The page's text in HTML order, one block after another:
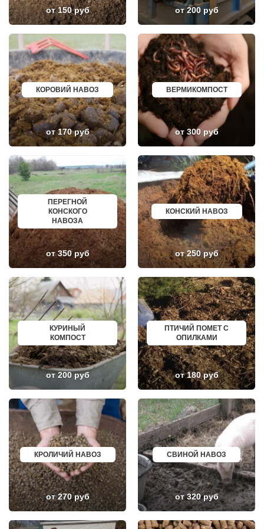
КЛИМОВСК
КЛИН
КЛЯЗЬМА
КНУТОВО
КОЖИНО
КОКОШКИНО
КОЛЮБАКИНО
КОММУНАРКА
КОНСТАНТИНОВО
КОРЕНЕВО
КОРОЛЕВ
КОСИНО
КОТЕЛЬНИКИ
КРАСКОВО
КРАСНАЯ ПАХРА
КРАСНОГОРСК
КРАСНОЗАВОДСК
КРАСНОЗНАМЕНСК
КРАТОВО
КРЮКОВО
КУБИНКА
КУПАВНА
КУРОВСКОЕ
ЛЕСНОЙ
ЛЕТОВО
ЛИКИНО-ДУЛЕВО
ЛОБАНОВО
ЛОПАТИНСКИЙ
ЛОСИНО-ПЕТРОВСКИЙ
ЛОТОШИНО
ЛУКИНО
ЛУНЕВО
ЛУХОВИЦЫ
ЛЫТКАРИНО
ЛЬВОВСКИЙ
ЛЮБЕРЦЫ
ЛЮБУЧАНЫ
МАЛИНО
МАРФИНО
МЕНДЕЛЕЕВО
МЕШКОВО
МЕЩЕРИНО
МИХНЕВО
МИШЕРОНСКИЙ
МОЖАЙСК
МОЛОДЕЖНЫЙ
МОЛОКОВО
МОНИНО
МОСКОВСКИЙ
МУХАНОВО
МЫТИЩИ
МИНЕРАЛЬНЫЕ ВОДЫ
ЕЛАБУГА
ЕЛЕЦ
ПАВЛОВО
КИСЛОВОДСК
КРОПОТКИН
УСОЛЬЕ
НИЖНЕВАРТОВСК
КОРЕНОВСК
ПИОНЕРСКИЙ
КИРИШИ
САРОВ
ЧАПАЕВСК
АЛЕКСИН
БЕЛОРЕЧЕНСК
КИРЖАЧ
ПРИОЗЕРСК
САЛЬСК
ТОБОЛЬСК
ВОТКИНСК
КИЗЛЯР
БЕРДСК
НЕФТЕЮГАНСК
ВОЛХОВ
САЛАВАТ
СОСНОВЫЙ БОР
РЕВДА
ПОЧИНОК
ГУСЕВ
КАНАШ
КУРГАНИНСК
ЩЕКИНО
ДИМИТРОВГРАД
СИМ
МАЛОЯРОСЛАВЕЦ
МАРИИНСК
МИНУСИНСК
ВЕРХНЯЯ ПЫШМА
РОССОШЬ
КОМСОМОЛЬСК
РЖЕВ
АЛЕКСЕЕВКА
ВЯЗЬМА
ИШИМ
ПОКРОВ
ЗЕЛЕНОДОЛЬСК
ЛИВНЫ
БОБРОВ
ЛИСКИ
КУЗНЕЦК
БАЛАШОВ
ВЫШНИЙ ВОЛОЧЕК
от 150 руб от 200 руб
КОРОВИЙ НАВОЗ
от 170 руб
ВЕРМИКОМПОСТ
от 300 руб
ПЕРЕГНОЙ
КОНСКОГО
НАВОЗА
от 350 руб
КОНСКИЙ НАВОЗ
от 250 руб
КУРИНЫЙ
КОМПОСТ
от 200 руб
ПТИЧИЙ ПОМЕТ С
ОПИЛКАМИ
от 180 руб
КРОЛИЧИЙ НАВОЗ
от 270 руб
СВИНОЙ НАВОЗ
от 320 руб